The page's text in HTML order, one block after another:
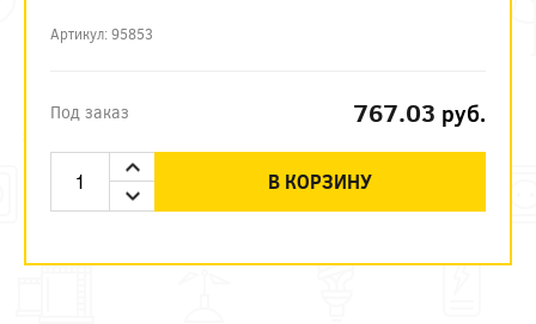
Артикул: 95853
Под заказ 767.03 руб.
В КОРЗИНУ